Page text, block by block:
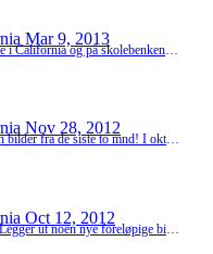
Mar 9, 2013
Hei alle sammen! Nå er vi tilbake i California og på skolebenken etter 3 mnd fri! Men før vi begynte på skolen dro vi en uke til Panama city! Sjekk ut bildene :) Lover å bli bedre på blogginnlegg fremover! :D Savner dere hjemme i Norge allerede! xoxo
Nov 28, 2012
Hei alle sammen! Legger ut noen bilder fra de siste to mnd! I oktober var vi både på LA Galaxy kamp og Lakers kamp! November måned gikk med til lange dager på biblioteket! Forrige mandag hadde vi siste eksamen og dagen etter gikk turen rett til San Francisco Check it out
Oct 12, 2012